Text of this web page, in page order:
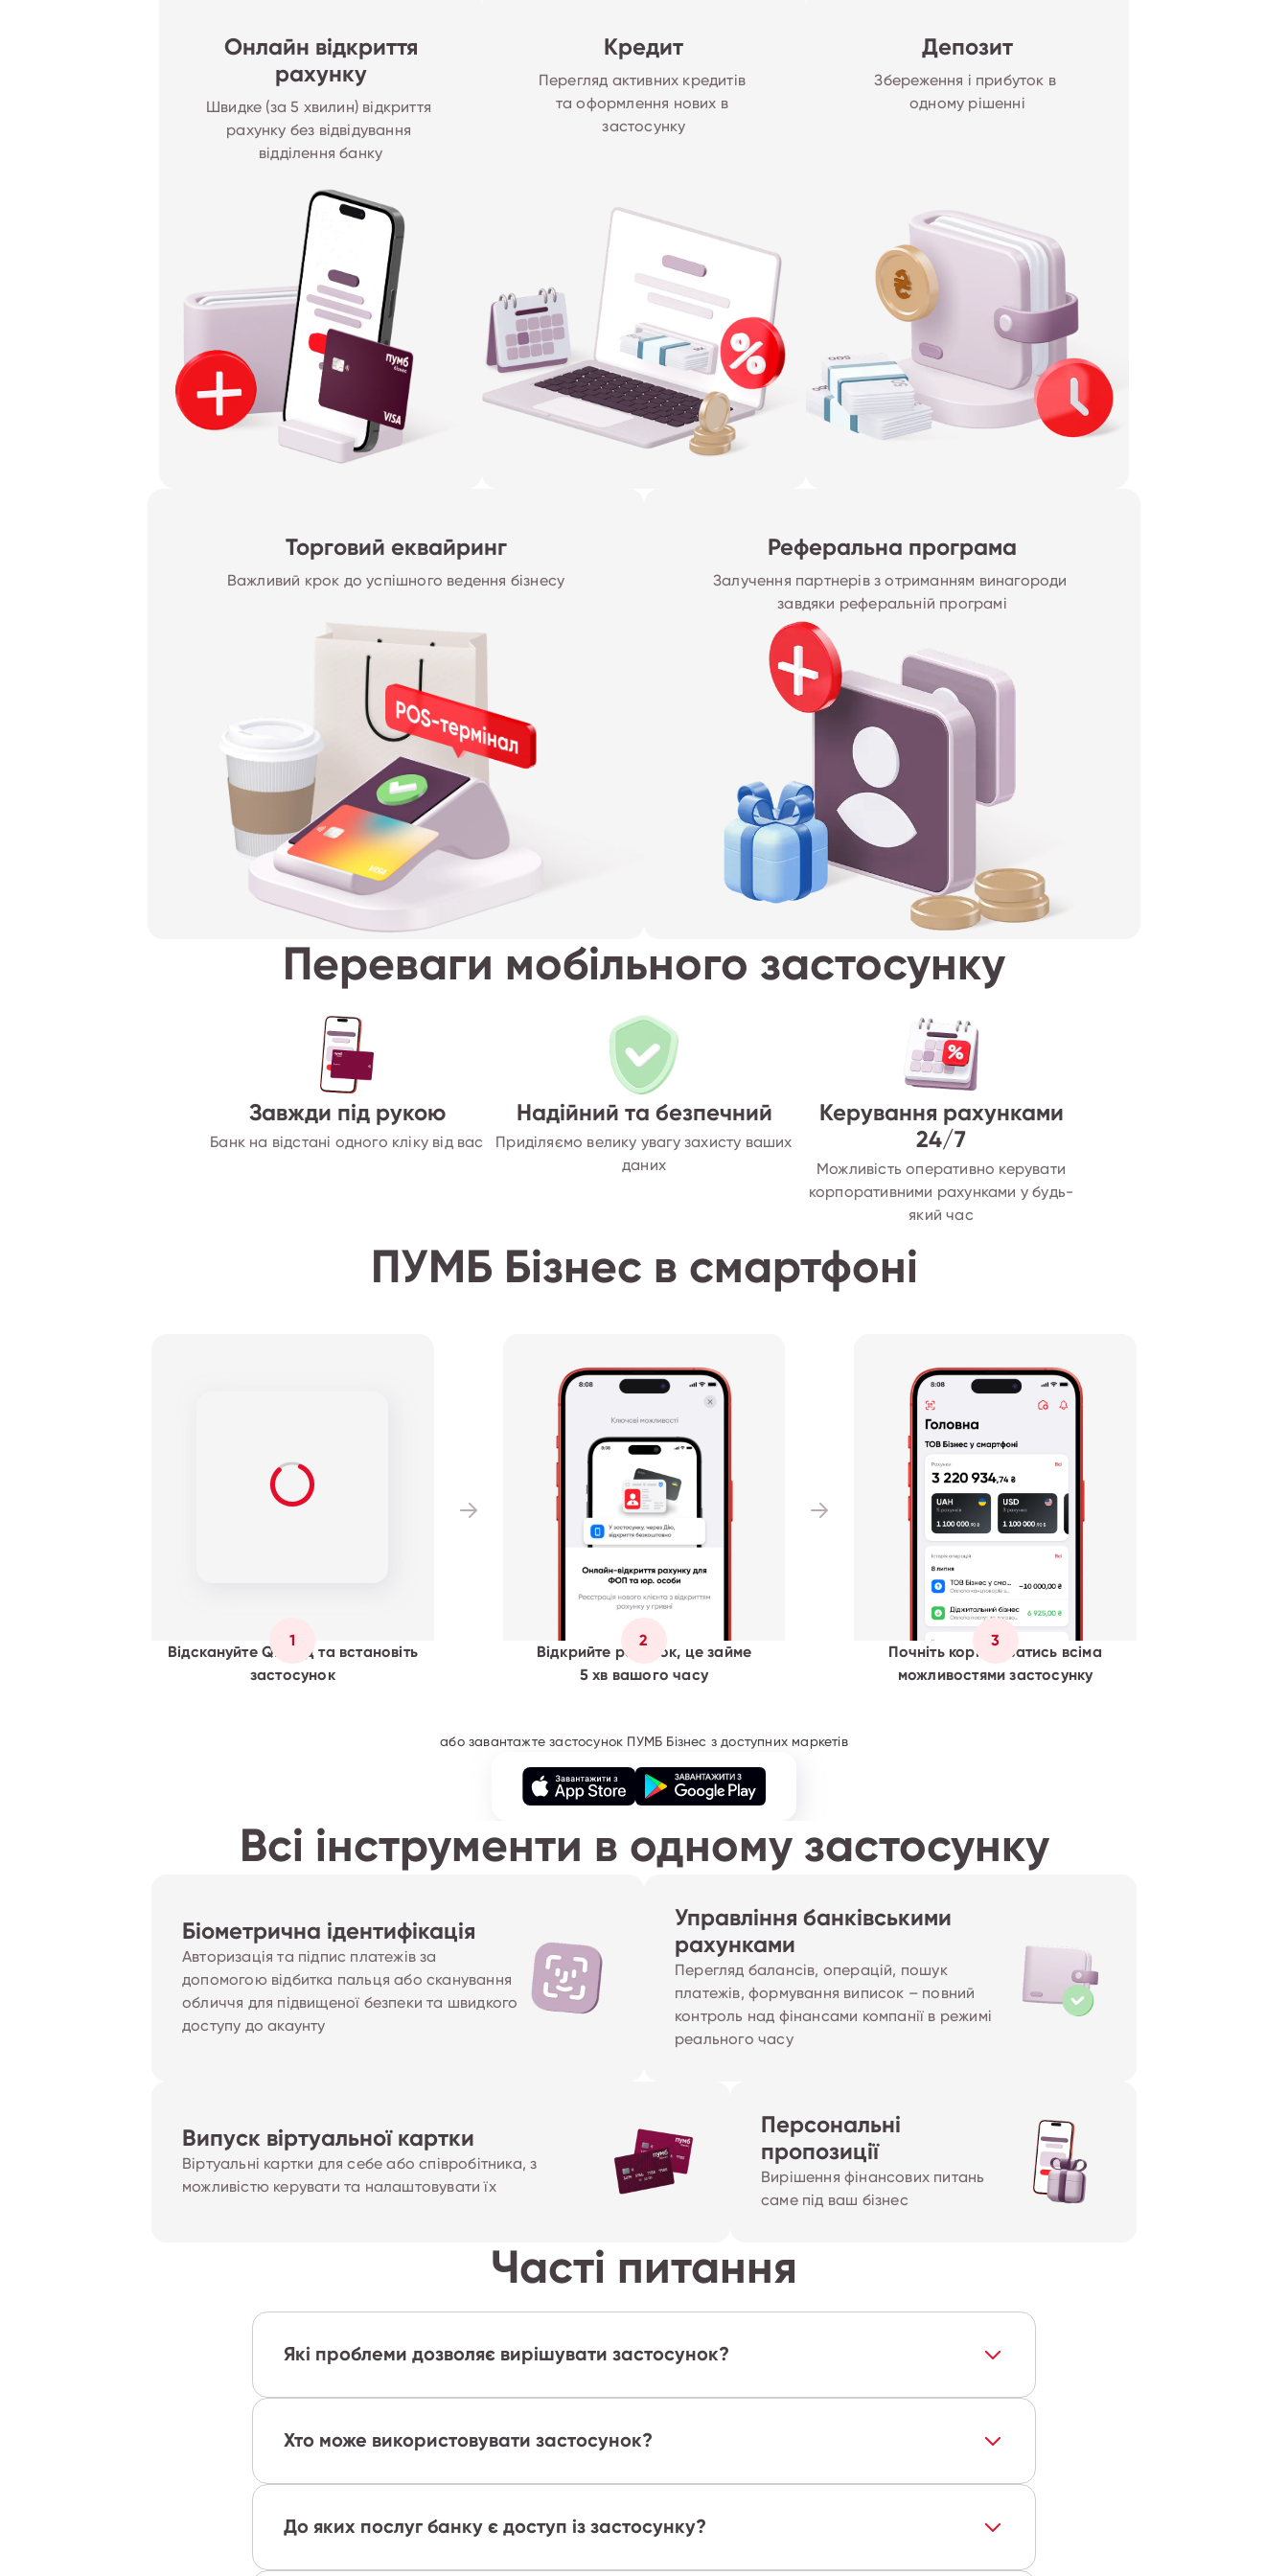
Онлайн відкриття
рахунку
Швидке (за 5 хвилин) відкриття
рахунку без відвідування
відділення банку
Кредит
Перегляд активних кредитів
та оформлення нових в
застосунку
Депозит
Збереження і прибуток в
одному рішенні
Торговий еквайринг
Важливий крок до успішного ведення бізнесу
Реферальна програма
Залучення партнерів з отриманням винагороди
завдяки реферальній програмі
Переваги мобільного застосунку
Завжди під рукою
Банк на відстані одного кліку від вас
Надійний та безпечний
Приділяємо велику увагу захисту ваших
даних
Керування рахунками
24/7
Можливість оперативно керувати
корпоративними рахунками у будь-
який час
ПУМБ Бізнес в смартфоні
1
Відскануйте QR код та встановіть
застосунок
2
Відкрийте рахунок, це займе
5 хв вашого часу
3
Почніть користуватись всіма
можливостями застосунку
або завантажте застосунок ПУМБ Бізнес з доступних маркетів
Всі інструменти в одному застосунку
Біометрична ідентифікація
Авторизація та підпис платежів за
допомогою відбитка пальця або сканування
обличчя для підвищеної безпеки та швидкого
доступу до акаунту
Управління банківськими
рахунками
Перегляд балансів, операцій, пошук
платежів, формування виписок – повний
контроль над фінансами компанії в режимі
реального часу
Випуск віртуальної картки
Віртуальні картки для себе або співробітника, з
можливістю керувати та налаштовувати їх
Персональні
пропозиції
Вирішення фінансових питань
саме під ваш бізнес
Часті питання
Які проблеми дозволяє вирішувати застосунок?
Хто може використовувати застосунок?
До яких послуг банку є доступ із застосунку?